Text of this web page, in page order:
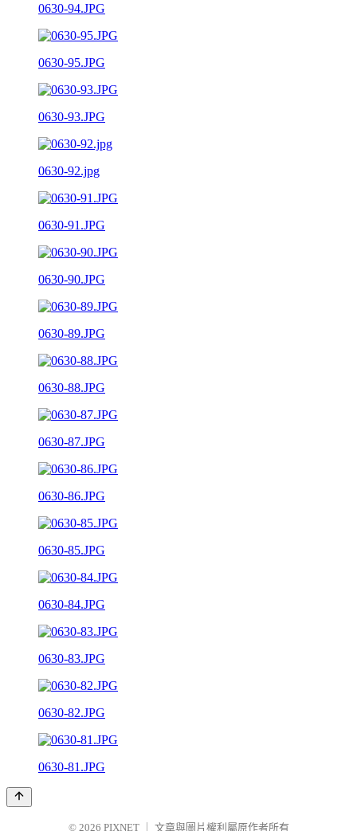
0630-94.JPG
0630-95.JPG
0630-93.JPG
0630-92.jpg
0630-91.JPG
0630-90.JPG
0630-89.JPG
0630-88.JPG
0630-87.JPG
0630-86.JPG
0630-85.JPG
0630-84.JPG
0630-83.JPG
0630-82.JPG
0630-81.JPG
© 2026 PIXNET 文章與圖片權利屬原作者所有